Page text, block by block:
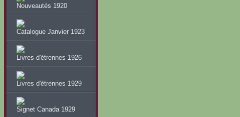
Nouveautés 1920
Catalogue Janvier 1923
Livres d'étrennes 1926
Livres d'étrennes 1929
Signet Canada 1929